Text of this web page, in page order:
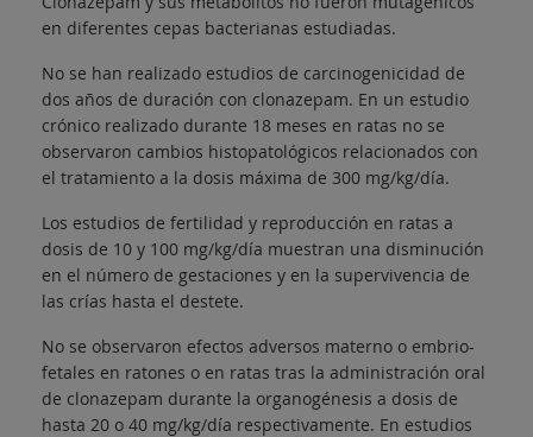
en diferentes cepas bacterianas estudiadas.
No se han realizado estudios de carcinogenicidad de
dos años de duración con clonazepam. En un estudio
crónico realizado durante 18 meses en ratas no se
observaron cambios histopatológicos relacionados con
el tratamiento a la dosis máxima de 300 mg/kg/día.
Los estudios de fertilidad y reproducción en ratas a
dosis de 10 y 100 mg/kg/día muestran una disminución
en el número de gestaciones y en la supervivencia de
las crías hasta el destete.
No se observaron efectos adversos materno o embrio-
fetales en ratones o en ratas tras la administración oral
de clonazepam durante la organogénesis a dosis de
hasta 20 o 40 mg/kg/día respectivamente. En estudios